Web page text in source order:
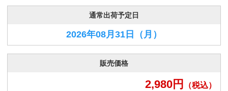
通常出荷予定日
2026年08月31日 （月）
販売価格
2,980円 （税込）